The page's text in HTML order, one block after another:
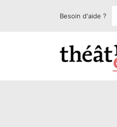
Besoin d'aide ?